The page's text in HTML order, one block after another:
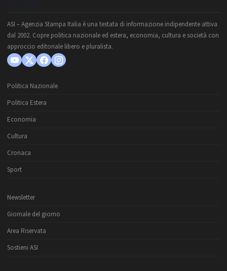
CHI SIAMO
ASI – Agenzia Stampa Italia è una testata di informazione indipendente attiva
dal 2002. Copre politica nazionale ed estera, economia, cultura e società con
approccio editoriale libero e pluralista.
Politica Nazionale
Politica Estera
Economia
Cultura
Cronaca
Sport
Newsletter
Giornale del giorno
Area Riservata
Sostieni ASI